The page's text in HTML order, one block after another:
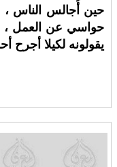
حين أُجالس الناس ،
حواسي عن العمل ،
يقولونه لكيلا أجرح